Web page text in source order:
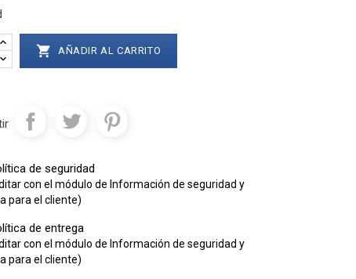
 AÑADIR AL CARRITO
de seguridad
con el módulo de Información de seguridad y
para el cliente)
de entrega
con el módulo de Información de seguridad y
para el cliente)